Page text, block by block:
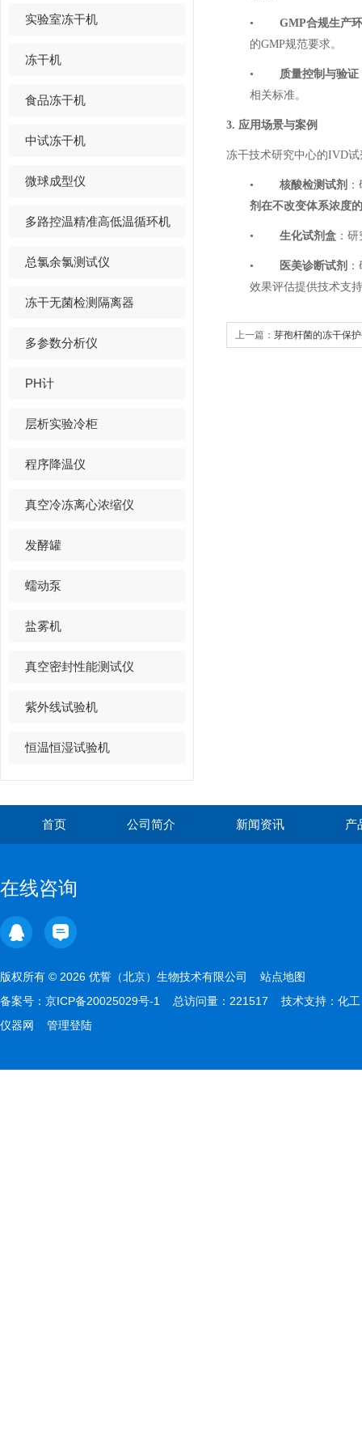
实验室冻干机
冻干机
食品冻干机
中试冻干机
微球成型仪
多路控温精准高低温循环机
总氯余氯测试仪
冻干无菌检测隔离器
多参数分析仪
PH计
层析实验冷柜
程序降温仪
真空冷冻离心浓缩仪
发酵罐
蠕动泵
盐雾机
真空密封性能测试仪
紫外线试验机
恒温恒湿试验机
• GMP合规生产
的GMP规范要求。
• 质量控制与验证
相关标准。
3. 应用场景与案例
冻干技术研究中心的IVD试
• 核酸检测试剂
剂在不改变体系浓度
• 生化试剂盒 ：
• 医美诊断试剂
效果评估提供技术支
上一篇： 芽孢杆菌的冻干保
首页 公司简介 新闻资讯 产
在线咨询
版权所有 © 2026 优誓（北京）生物技术有限公司 站点地图
备案号： 京ICP备20025029号-1 总访问量：221517 技术支持： 化工
仪器网
管理登陆